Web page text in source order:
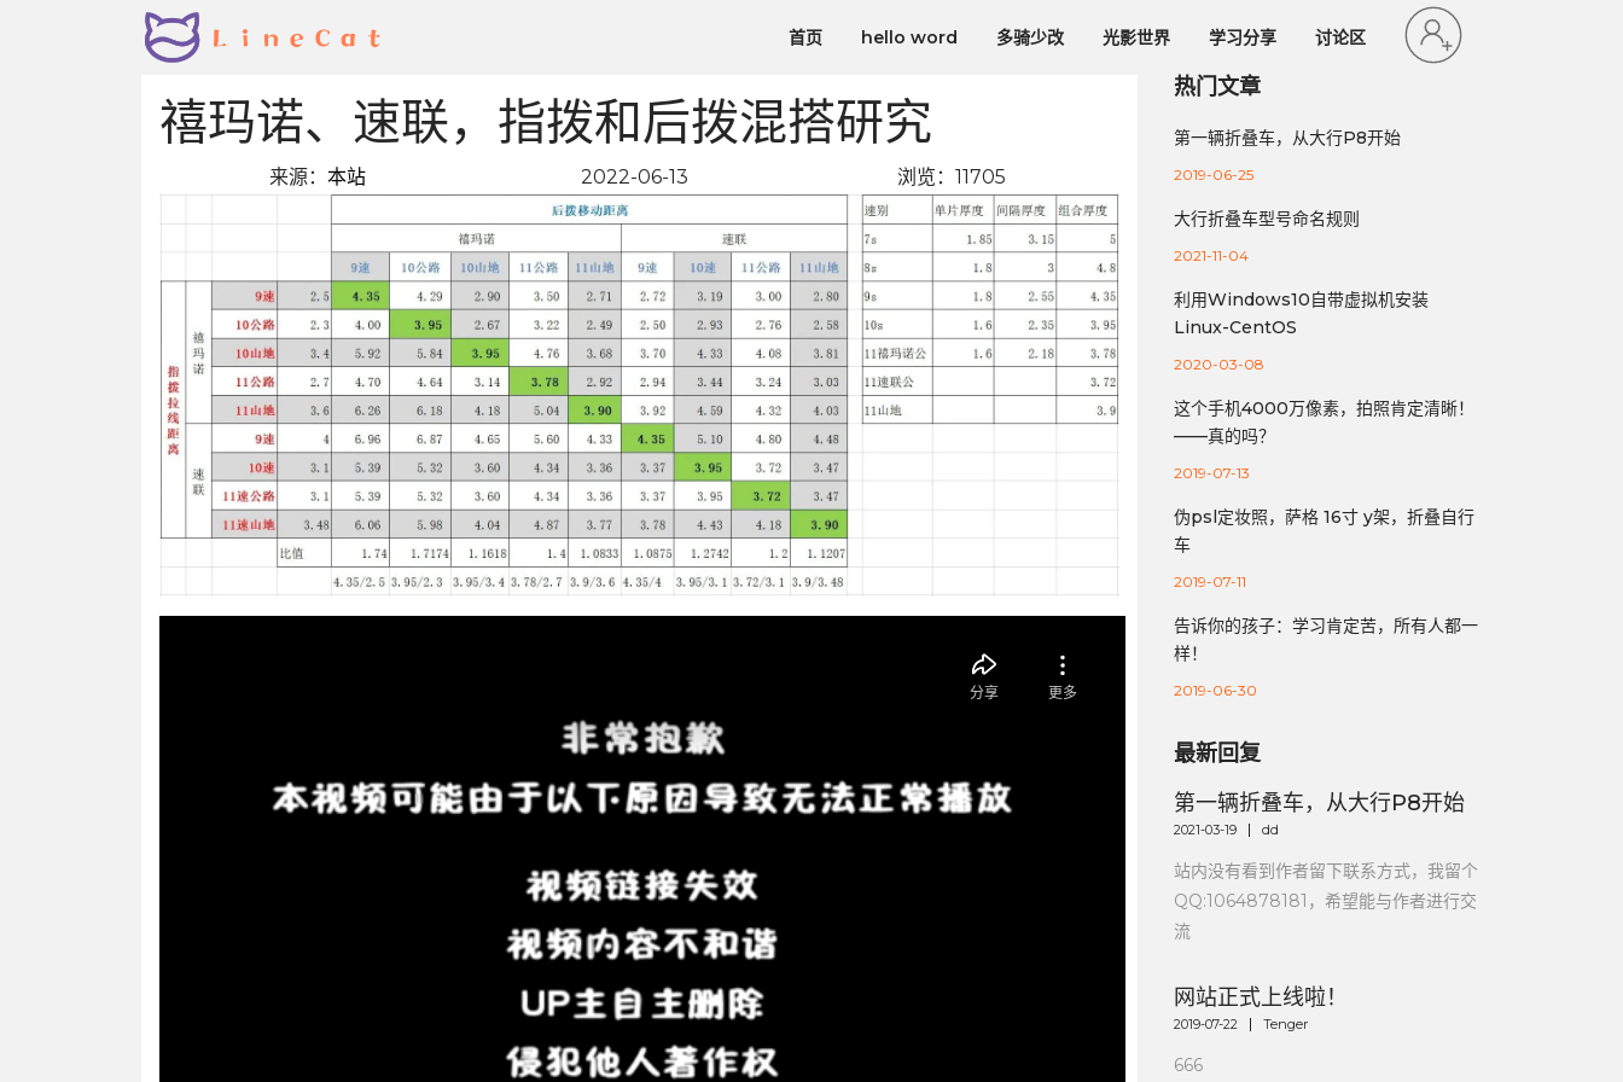
首页 hello word 多骑少改 光影世界 学习分享 讨论区
禧玛诺、速联，指拨和后拨混搭研究
来源：本站 2022-06-13 浏览：11705
热门文章
第一辆折叠车，从大行P8开始
2019-06-25
大行折叠车型号命名规则
2021-11-04
利用Windows10自带虚拟机安装
Linux-CentOS
2020-03-08
这个手机4000万像素，拍照肯定清晰！
——真的吗？
2019-07-13
伪psl定妆照，萨格 16寸 y架，折叠自行
车
2019-07-11
告诉你的孩子：学习肯定苦，所有人都一
样！
2019-06-30
最新回复
第一辆折叠车，从大行P8开始
2021-03-19 dd
站内没有看到作者留下联系方式，我留个
QQ:1064878181，希望能与作者进行交
流
网站正式上线啦！
2019-07-22 Tenger
666